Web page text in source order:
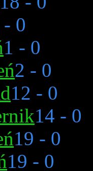
- 0
1 - 0
2 - 0
12 - 0
14 - 0
19 - 0
19 - 0